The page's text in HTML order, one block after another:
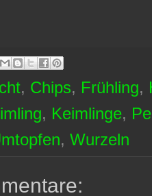
, Chips, Frühling,
, Keimlinge,
, Wurzeln